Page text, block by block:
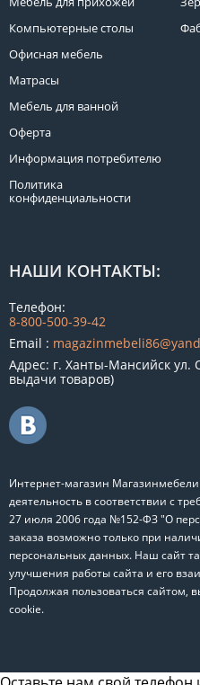
Компьютерные столы
Офисная мебель
Матрасы
Мебель для ванной
Оферта
Информация потребителю
Политика
конфиденциальности
НАШИ КОНТАКТЫ:
Телефон:
8-800-500-39-42
Email :
Адрес: г. Ханты-Мансийск ул.
выдачи товаров)
Интернет-магазин
деятельность в соответствии с
27 июля 2006 года №152-ФЗ "О
заказа возможно только при
персональных данных. Наш сайт
улучшения работы сайта и его
Продолжая пользоваться сайтом,
cookie.